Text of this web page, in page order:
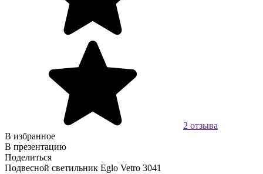
2 отзыва
В избранное
В презентацию
Поделиться
Подвесной светильник Eglo Vetro 3041